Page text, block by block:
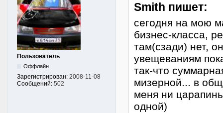
Пользователь
Оффлайн
Зарегистрирован: 2008-11-08
Сообщений: 502
Smith пишет:
сегодня на мою
бизнес-класса,
там(сзади) нет,
увещеваниям
так-что
мизерной... в
меня ни
одной)